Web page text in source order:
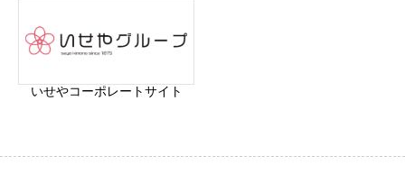
いせやコーポレートサイト